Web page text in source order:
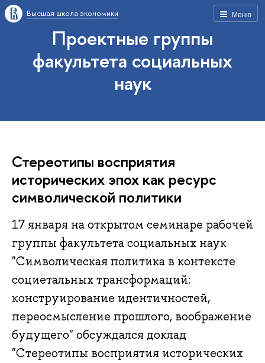
Меню
Высшая школа экономики
Проектные группы
факультета социальных
наук
Стереотипы восприятия
исторических эпох как ресурс
символической политики
17 января на открытом семинаре рабочей
группы факультета социальных наук
"Символическая политика в контексте
социетальных трансформаций:
конструирование идентичностей,
переосмысление прошлого, воображение
будущего" обсуждался доклад
"Стереотипы восприятия исторических